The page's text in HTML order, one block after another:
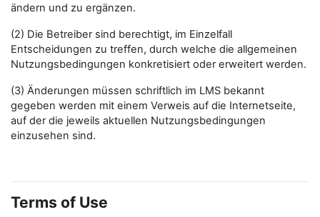
ändern und zu ergänzen.
(2) Die Betreiber sind berechtigt, im Einzelfall
Entscheidungen zu treffen, durch welche die allgemeinen
Nutzungsbedingungen konkretisiert oder erweitert werden.
(3) Änderungen müssen schriftlich im LMS bekannt
gegeben werden mit einem Verweis auf die Internetseite,
auf der die jeweils aktuellen Nutzungsbedingungen
einzusehen sind.
Terms of Use